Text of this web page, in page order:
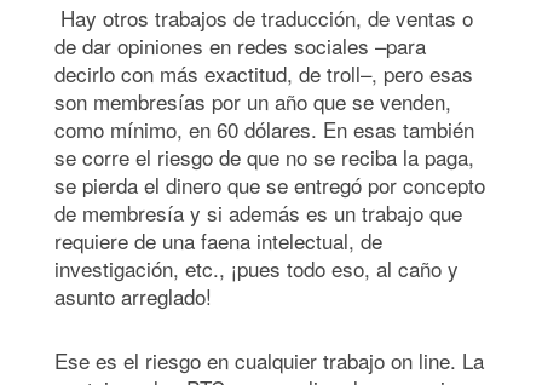
Hay otros trabajos de traducción, de ventas o
de dar opiniones en redes sociales –para
decirlo con más exactitud, de troll–, pero esas
son membresías por un año que se venden,
como mínimo, en 60 dólares. En esas también
se corre el riesgo de que no se reciba la paga,
se pierda el dinero que se entregó por concepto
de membresía y si además es un trabajo que
requiere de una faena intelectual, de
investigación, etc., ¡pues todo eso, al caño y
asunto arreglado!
Ese es el riesgo en cualquier trabajo on line. La